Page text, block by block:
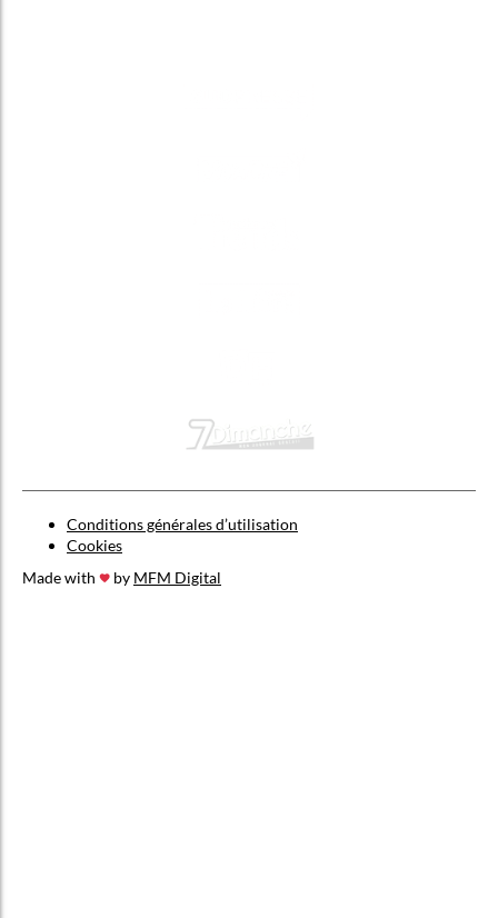
Conditions générales d’utilisation
Cookies
Made with
by MFM Digital